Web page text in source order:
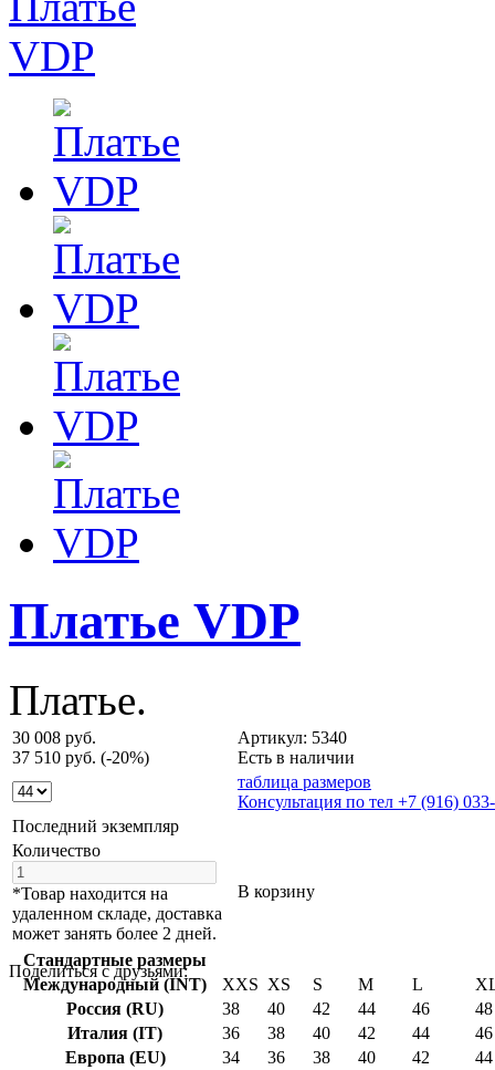
Платье VDP
Платье.
30 008 руб.
37 510 руб. (-20%)
Артикул: 5340
Есть в наличии
таблица размеров
Консультация по тел +7 (916)
Последний экземпляр
Количество
*Товар находится на
удаленном складе, доставка
может занять более 2 дней.
В корзину
Поделиться с друзьями:
Стандартные размеры
Международный (INT)
XXS XS S M L
Россия (RU)
38 40 42 44 46
48
Италия (IT)
36 38 40 42 44
46
Европа (EU)
34 36 38 40 42
44